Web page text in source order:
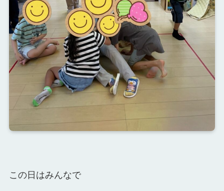
この日はみんなで